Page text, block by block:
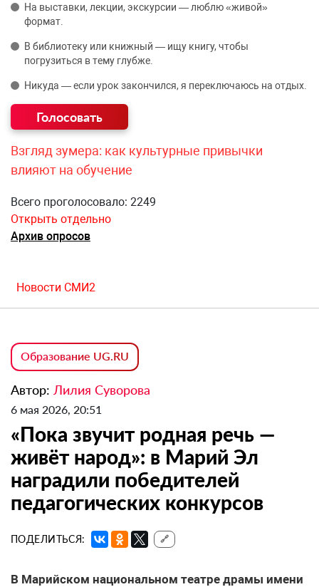
На выставки, лекции, экскурсии — люблю «живой»
формат.
В библиотеку или книжный — ищу книгу, чтобы
погрузиться в тему глубже.
Никуда — если урок закончился, я переключаюсь на отдых.
Взгляд зумера: как культурные привычки
влияют на обучение
Всего проголосовало: 2249
Открыть отдельно
Архив опросов
Новости СМИ2
Образование UG.RU
Автор: Лилия Суворова
6 мая 2026, 20:51
«Пока звучит родная речь —
живёт народ»: в Марий Эл
наградили победителей
педагогических конкурсов
ПОДЕЛИТЬСЯ: 🔗
В Марийском национальном театре драмы имени